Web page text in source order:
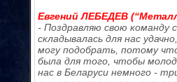
Евгений ЛЕБЕДЕВ
- Поздравляю свою команду
складывалась для нас
могу подобрать, потому
была для того, чтобы
нас в Беларуси немного -